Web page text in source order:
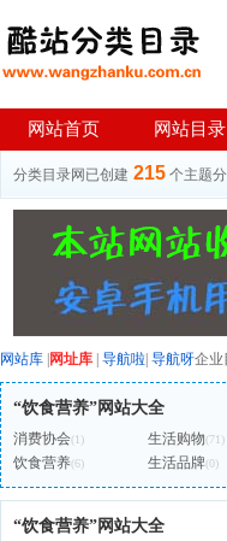
网站首页 网站目录
分类目录网已创建 215 个主题
网站库 网址库 导航啦 导航呀企业
“饮食营养”网站大全
消费协会(1) 生活购物(71)
饮食营养(6) 生活品牌(0)
“饮食营养”网站大全